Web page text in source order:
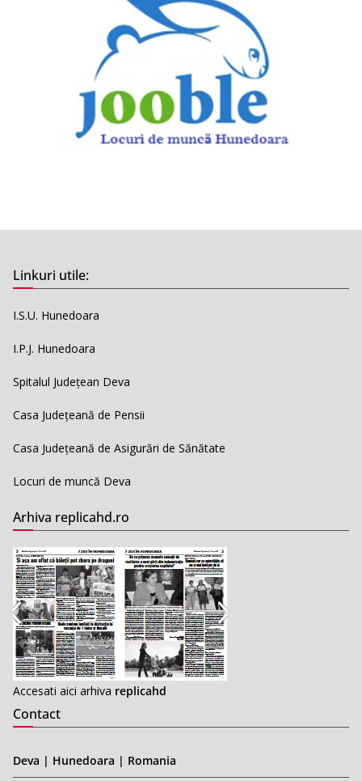
Linkuri utile:
I.S.U. Hunedoara
I.P.J. Hunedoara
Spitalul Județean Deva
Casa Județeană de Pensii
Casa Județeană de Asigurări de Sănătate
Locuri de muncă Deva
Arhiva replicahd.ro
Accesati aici arhiva replicahd
Contact
Deva | Hunedoara | Romania